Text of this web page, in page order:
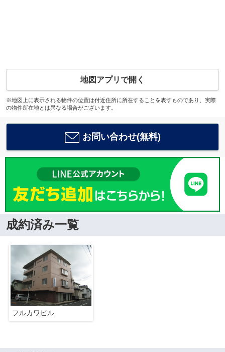
地図アプリで開く
※地図上に表示される物件の位置は付近住所に所在することを表すものであり、実際
の物件所在地とは異なる場合がございます。
お問い合わせ(無料)
成約済み一覧
フルカワビル